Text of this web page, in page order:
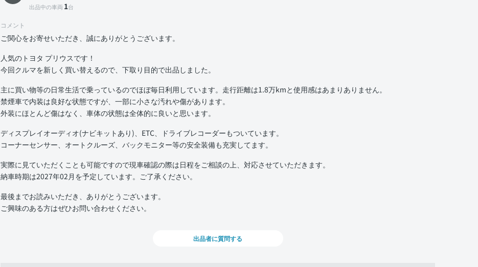
出品中の車両 1台
コメント
ご関心をお寄せいただき、誠にありがとうございます。
人気のトヨタ プリウスです！
今回クルマを新しく買い替えるので、下取り目的で出品しました。
主に買い物等の日常生活で乗っているのでほぼ毎日利用しています。走行距離は1.8万kmと使用感はあまりありません。
禁煙車で内装は良好な状態ですが、一部に小さな汚れや傷があります。
外装にほとんど傷はなく、車体の状態は全体的に良いと思います。
ディスプレイオーディオ(ナビキットあり)、ETC、ドライブレコーダーもついています。
コーナーセンサー、オートクルーズ、バックモニター等の安全装備も充実してます。
実際に見ていただくことも可能ですので現車確認の際は日程をご相談の上、対応させていただきます。
納車時期は2027年02月を予定しています。ご了承ください。
最後までお読みいただき、ありがとうございます。
ご興味のある方はぜひお問い合わせください。
出品者に質問する